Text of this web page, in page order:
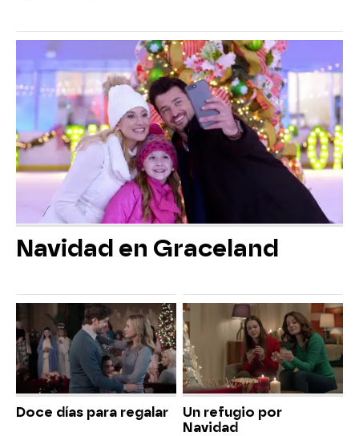
Navidad en Graceland
Doce días para regalar
Un refugio por
Navidad